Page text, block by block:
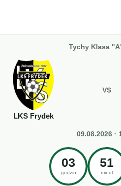
Tychy Klasa
LKS Frydek
VS
09.08.2026 ·
03
godzin
51
minut